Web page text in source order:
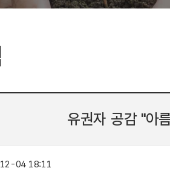
유권자 공감 "아
04 18:11